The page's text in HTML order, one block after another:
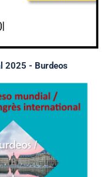
2025 - Burdeos